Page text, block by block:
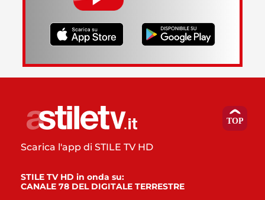
Scarica l'app di STILE TV HD
STILE TV HD in onda su:
CANALE 78 DEL DIGITALE TERRESTRE